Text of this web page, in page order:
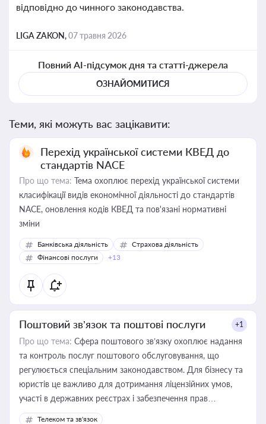
відповідно до чинного законодавства.
LIGA ZAKON,07 травня 2026
Повний AI-підсумок дня та статті-джерела
ОЗНАЙОМИТИСЯ
Теми, які можуть вас зацікавити:
Перехід української системи КВЕД до
стандартів NACE
Про що тема: Тема охоплює перехід української системи
класифікації видів економічної діяльності до стандартів
NACE, оновлення кодів КВЕД та пов'язані нормативні
зміни
Банківська діяльність
Страхова діяльність
Фінансові послуги
+13
Поштовий зв’язок та поштові послуги +1
Про що тема: Сфера поштового зв’язку охоплює надання
та контроль послуг поштового обслуговування, що
регулюється спеціальним законодавством. Для бізнесу та
юристів це важливо для дотримання ліцензійних умов,
участі в державних реєстрах і забезпечення прав
споживачів.
Телеком та зв'язок